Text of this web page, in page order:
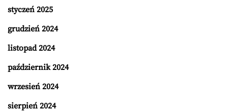
styczeń 2025
grudzień 2024
listopad 2024
październik 2024
wrzesień 2024
sierpień 2024